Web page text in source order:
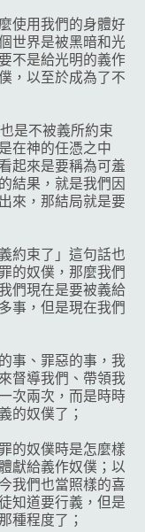
使用我們的身體好
世界是被黑暗和光
不是給光明的義作
，以至於成為了不
是不被義所約束
在神的任憑之中
起來是要稱為可羞
結果，就是我們因
來，那結局就是要
約束了」這句話也
的奴僕，那麼我們
們現在是要被義給
事，但是現在我們
事、罪惡的事，我
督導我們、帶領我
次兩次，而是時時
的奴僕了；
的奴僕時是怎麼樣
獻給義作奴僕；以
我們也當照樣的喜
知道要行義，但是
種程度了；